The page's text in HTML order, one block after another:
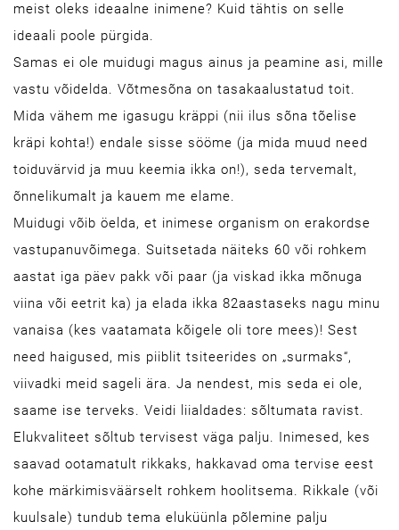
meist oleks ideaalne inimene? Kuid tähtis on selle
ideaali poole pürgida.
Samas ei ole muidugi magus ainus ja peamine asi, mille
vastu võidelda. Võtmesõna on tasakaalustatud toit.
Mida vähem me igasugu kräppi (nii ilus sõna tõelise
kräpi kohta!) endale sisse sööme (ja mida muud need
toiduvärvid ja muu keemia ikka on!), seda tervemalt,
õnnelikumalt ja kauem me elame.
Muidugi võib öelda, et inimese organism on erakordse
vastupanuvõimega. Suitsetada näiteks 60 või rohkem
aastat iga päev pakk või paar (ja viskad ikka mõnuga
viina või eetrit ka) ja elada ikka 82aastaseks nagu minu
vanaisa (kes vaatamata kõigele oli tore mees)! Sest
need haigused, mis piiblit tsiteerides on „surmaks“,
viivadki meid sageli ära. Ja nendest, mis seda ei ole,
saame ise terveks. Veidi liialdades: sõltumata ravist.
Elukvaliteet sõltub tervisest väga palju. Inimesed, kes
saavad ootamatult rikkaks, hakkavad oma tervise eest
kohe märkimisväärselt rohkem hoolitsema. Rikkale (või
kuulsale) tundub tema eluküünla põlemine palju